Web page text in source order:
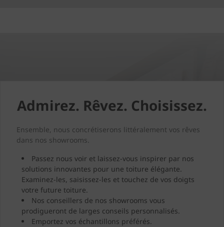
Admirez. Rêvez. Choisissez.
Ensemble, nous concrétiserons littéralement vos rêves
dans nos showrooms.
Passez nous voir et laissez-vous inspirer par nos
solutions innovantes pour une toiture élégante.
Examinez-les, saisissez-les et touchez de vos doigts
votre future toiture.
Nos conseillers de nos showrooms vous
prodigueront de larges conseils personnalisés.
Emportez vos échantillons préférés.